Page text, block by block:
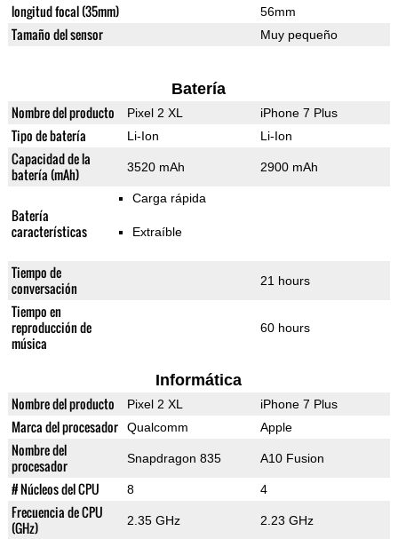
longitud focal (35mm) 56mm
Tamaño del sensor Muy pequeño
Batería
Nombre del producto Pixel 2 XL iPhone 7 Plus
Tipo de batería Li-Ion Li-Ion
Capacidad de la
batería (mAh)
3520 mAh 2900 mAh
Batería
características
Carga rápida
Extraíble
Tiempo de
conversación
21 hours
Tiempo en
reproducción de
música
60 hours
Informática
Nombre del producto Pixel 2 XL iPhone 7 Plus
Marca del procesador Qualcomm Apple
Nombre del
procesador
Snapdragon 835 A10 Fusion
# Núcleos del CPU 8 4
Frecuencia de CPU
(GHz)
2.35 GHz 2.23 GHz